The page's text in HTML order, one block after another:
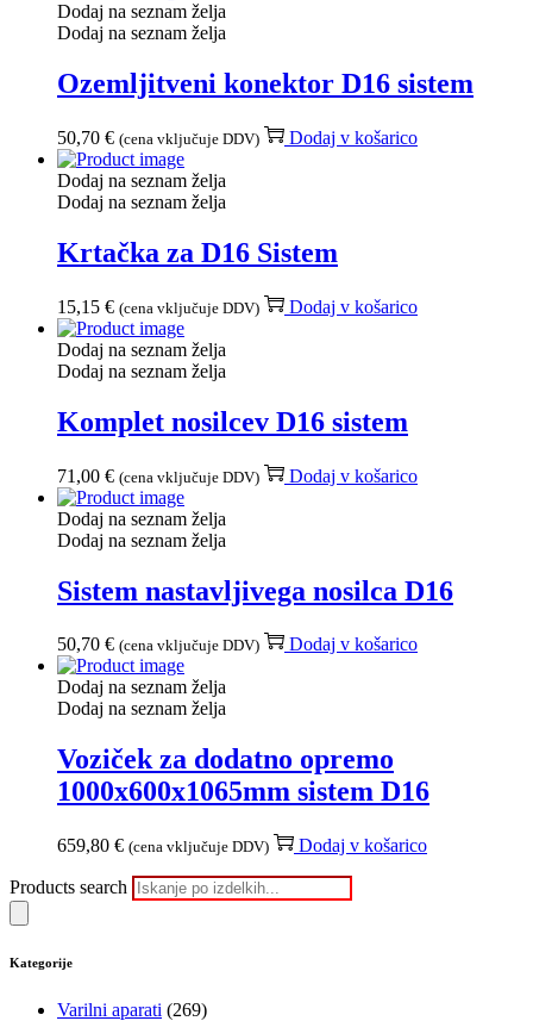
Dodaj na seznam želja
Dodaj na seznam želja
Ozemljitveni konektor D16 sistem
50,70 € (cena vključuje DDV) Dodaj v košarico
Dodaj na seznam želja
Dodaj na seznam želja
Krtačka za D16 Sistem
15,15 € (cena vključuje DDV) Dodaj v košarico
Dodaj na seznam želja
Dodaj na seznam želja
Komplet nosilcev D16 sistem
71,00 € (cena vključuje DDV) Dodaj v košarico
Dodaj na seznam želja
Dodaj na seznam želja
Sistem nastavljivega nosilca D16
50,70 € (cena vključuje DDV) Dodaj v košarico
Dodaj na seznam želja
Dodaj na seznam želja
Voziček za dodatno opremo
1000x600x1065mm sistem D16
659,80 € (cena vključuje DDV) Dodaj v košarico
Products search
Kategorije
Varilni aparati (269)